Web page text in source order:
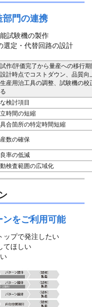
部門の連携
試験機の製作
選定・代替回路の設計
試作/評価完了から量産への移行
設計時点でコストダウン、品質
生産用治工具の調整、試験機の
検討項目
時間の短縮
合箇所の特定時間短縮
数の確保
率の低減
検査範囲の広域化
ンをご利用可能
ップで発注したい
てほしい